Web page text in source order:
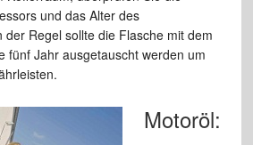
und das Alter des
der Regel sollte die Flasche mit dem
fünf Jahr ausgetauscht werden um
Motoröl: